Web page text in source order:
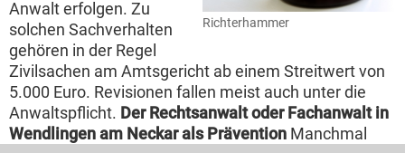
Richterhammer
Anwalt erfolgen. Zu
solchen Sachverhalten
gehören in der Regel
Zivilsachen am Amtsgericht ab einem Streitwert von
5.000 Euro. Revisionen fallen meist auch unter die
Anwaltspflicht. Der Rechtsanwalt oder Fachanwalt in
Wendlingen am Neckar als Prävention Manchmal